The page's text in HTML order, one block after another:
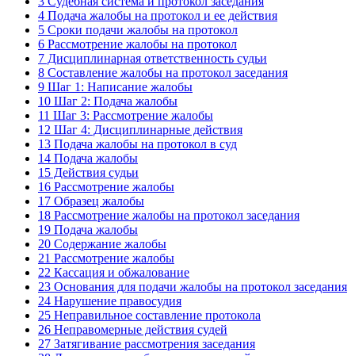
4 Подача жалобы на протокол и ее действия
5 Сроки подачи жалобы на протокол
6 Рассмотрение жалобы на протокол
7 Дисциплинарная ответственность судьи
8 Составление жалобы на протокол заседания
9 Шаг 1: Написание жалобы
10 Шаг 2: Подача жалобы
11 Шаг 3: Рассмотрение жалобы
12 Шаг 4: Дисциплинарные действия
13 Подача жалобы на протокол в суд
14 Подача жалобы
15 Действия судьи
16 Рассмотрение жалобы
17 Образец жалобы
18 Рассмотрение жалобы на протокол заседания
19 Подача жалобы
20 Содержание жалобы
21 Рассмотрение жалобы
22 Кассация и обжалование
23 Основания для подачи жалобы на протокол заседания
24 Нарушение правосудия
25 Неправильное составление протокола
26 Неправомерные действия судей
27 Затягивание рассмотрения заседания